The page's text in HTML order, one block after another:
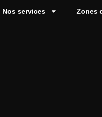
Nos services Zones